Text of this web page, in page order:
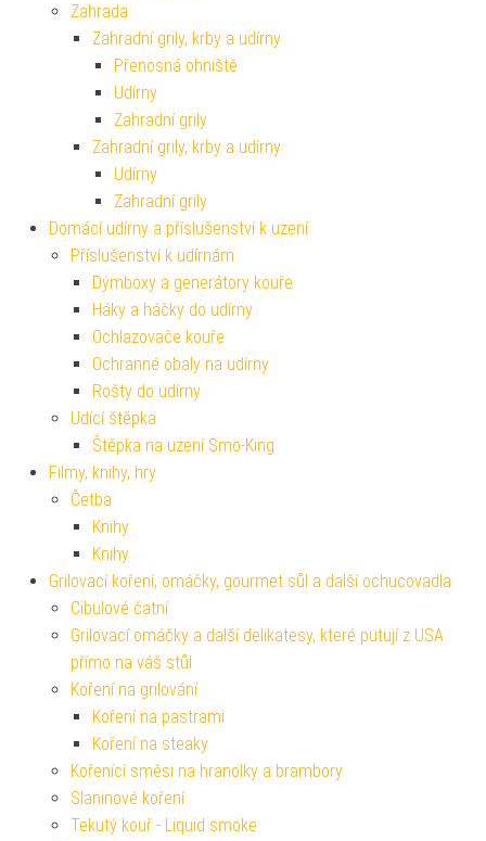
Zahrada
Zahradní grily, krby a udírny
Přenosná ohniště
Udírny
Zahradní grily
Zahradní grily, krby a udírny
Udírny
Zahradní grily
Domácí udírny a příslušenství k uzení
Příslušenství k udírnám
Dýmboxy a generátory kouře
Háky a háčky do udírny
Ochlazovače kouře
Ochranné obaly na udírny
Rošty do udírny
Udící štěpka
Štěpka na uzení Smo-King
Filmy, knihy, hry
Četba
Knihy
Knihy
Grilovací koření, omáčky, gourmet sůl a další ochucovadla
Cibulové čatní
Grilovací omáčky a další delikatesy, které putují z USA
přímo na váš stůl
Koření na grilování
Koření na pastrami
Koření na steaky
Kořenící směsi na hranolky a brambory
Slaninové koření
Tekutý kouř - Liquid smoke